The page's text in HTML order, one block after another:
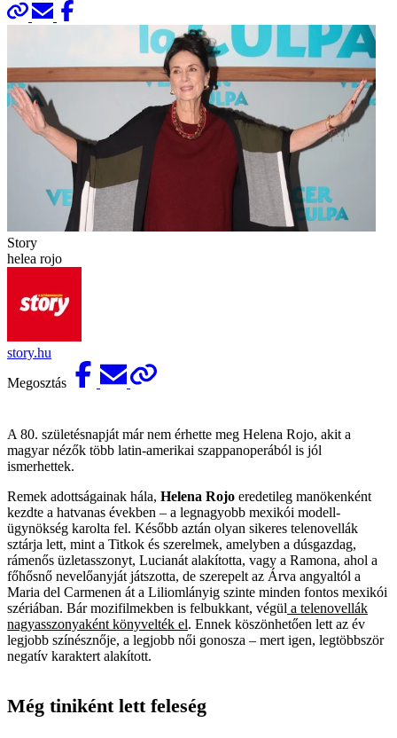
Story
helea rojo
story.hu
Megosztás
A 80. születésnapját már nem érhette meg Helena Rojo, akit a
magyar nézők több latin-amerikai szappanoperából is jól
ismerhettek.
Remek adottságai­nak hála, Helena Rojo eredetileg manökenként
kezdte a hatvanas években – a legnagyobb mexikói modell­
ügynökség karolta fel. Később aztán olyan sikeres telenovellák
sztárja lett, mint a Titkok és szerelmek, amelyben a dúsgazdag,
rámenős üzletasszonyt, Lucianát alakította, vagy a Ramona, ahol a
főhősnő nevelőanyját játszotta, de szerepelt az Árva angyaltól a
Maria del Carmenen át a Liliomlányig szinte minden fontos mexikói
szériában. Bár mozifilmekben is felbukkant, végül a telenovellák
nagyasszonyaként könyvelték el. Ennek köszönhetően lett az év
legjobb színésznője, a legjobb női gonosza – mert igen, legtöbbször
negatív karaktert alakított.
Még tiniként lett feleség